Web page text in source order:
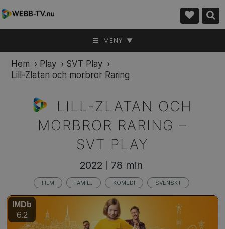
MENY ▼
Hem › Play › SVT Play ›
Lill-Zlatan och morbror Raring
LILL-ZLATAN OCH
MORBROR RARING –
SVT PLAY
2022 78 min
FILM FAMILJ KOMEDI SVENSKT
IMDb
6.2